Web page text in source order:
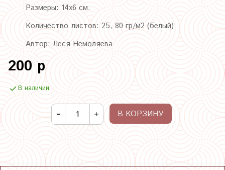
Размеры: 14х6 см.
Количество листов: 25, 80 гр/м2 (белый)
Автор: Леся Немоляева
200 р
В наличии
В КОРЗИНУ